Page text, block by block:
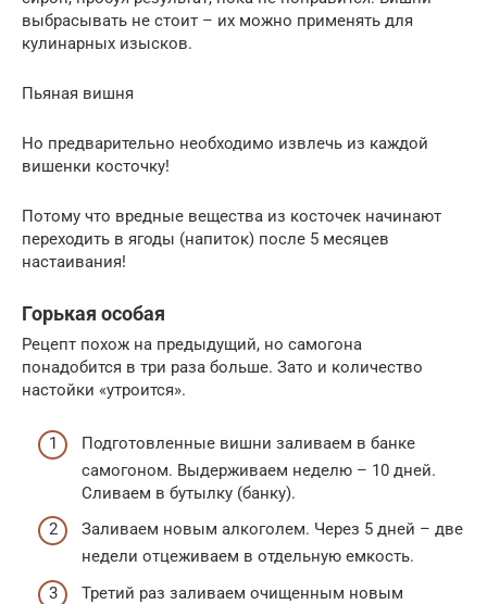
выбрасывать не стоит – их можно применять для
кулинарных изысков.
Пьяная вишня
Но предварительно необходимо извлечь из каждой
вишенки косточку!
Потому что вредные вещества из косточек начинают
переходить в ягоды (напиток) после 5 месяцев
настаивания!
Горькая особая
Рецепт похож на предыдущий, но самогона
понадобится в три раза больше. Зато и количество
настойки «утроится».
Подготовленные вишни заливаем в банке
самогоном. Выдерживаем неделю – 10 дней.
Сливаем в бутылку (банку).
Заливаем новым алкоголем. Через 5 дней – две
недели отцеживаем в отдельную емкость.
Третий раз заливаем очищенным новым